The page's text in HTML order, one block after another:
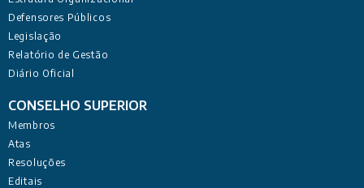
Defensores Públicos
Legislação
Relatório de Gestão
Diário Oficial
CONSELHO SUPERIOR
Membros
Atas
Resoluções
Editais